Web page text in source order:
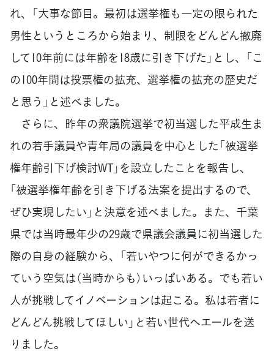
れ、「大事な節目。最初は選挙権も一定の限られた
男性というところから始まり、制限をどんどん撤廃
して10年前には年齢を18歳に引き下げた」とし、「こ
の100年間は投票権の拡充、選挙権の拡充の歴史だ
と思う」と述べました。
さらに、昨年の衆議院選挙で初当選した平成生ま
れの若手議員や青年局の議員を中心とした「被選挙
権年齢引下げ検討WT」を設立したことを報告し、
「被選挙権年齢を引き下げる法案を提出するので、
ぜひ実現したい」と決意を述べました。また、千葉
県では当時最年少の29歳で県議会議員に初当選した
際の自身の経験から、「若いやつに何ができるかっ
ていう空気は（当時からも）いっぱいある。でも若い
人が挑戦してイノベーションは起こる。私は若者に
どんどん挑戦してほしい」と若い世代へエールを送
りました。